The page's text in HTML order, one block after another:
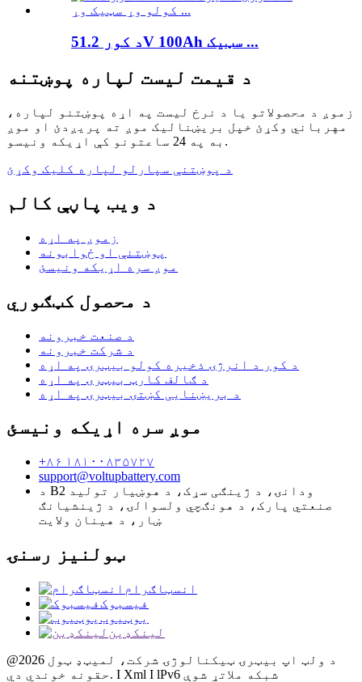
د کور 51.2V 100Ah سټیک ...
د قیمت لیست لپاره پوښتنه
زموږ د محصولاتو یا د نرخ لیست په اړه پوښتنو لپاره،
مهرباني وکړئ خپل بریښنالیک موږ ته پریږدئ او موږ
به په 24 ساعتونو کې اړیکه ونیسو.
د پوښتنې سپارلو لپاره کلیک وکړئ
د ویب پاڼې کالم
زموږ په اړه
پوښتنې او ځوابونه
موږ سره اړیکه ونیسئ
د محصول کټګوري
د صنعت خبرونه
د شرکت خبرونه
د کور د انرژۍ ذخیره کولو بیټرۍ په اړه
د ګالف کارټ بیټرۍ په اړه
د بریښنایی کښتۍ بیټرۍ په اړه
موږ سره اړیکه ونیسئ
+۸۶ ۱۸۱۰۰۸۳۵۷۲۷
support@voltupbattery.com
د B2 ودانۍ، د ژینګی سړک، د هوښیار تولید
صنعتي پارک، د هونګچي ولسوالۍ، د ژینشیانګ
ښار، د هینان ولایت
ټولنیز رسنۍ
انسټاګرام
فیسبوک
یوټیوب
لینکډین
@2026 د ولټ اپ بیټرۍ ټیکنالوژۍ شرکت، لمیټډ ټول
حقونه خوندي دي. I Xml I lPv6 شبکه ملاتړ شوې